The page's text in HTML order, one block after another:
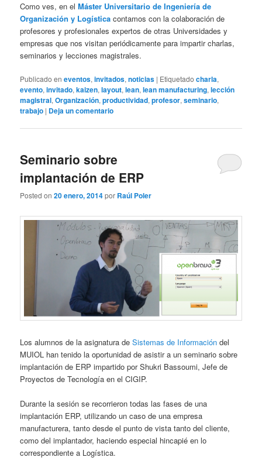
Como ves, en elMáster Universitario de Ingeniería de
Organización y Logística contamos con la colaboración de
profesores y profesionales expertos de otras Universidades y
empresas que nos visitan periódicamente para impartir charlas,
seminarios y lecciones magistrales.
Publicado en eventos,invitados,noticias | Etiquetado charla,
evento,invitado,kaizen,layout,lean,lean manufacturing,lección
magistral,Organización,productividad,profesor,seminario,
trabajo | Deja un comentario
Seminario sobre
implantación de ERP
Posted on20 enero, 2014por Raúl Poler
Los alumnos de la asignatura deSistemas de Información del
MUIOL han tenido la oportunidad de asistir a un seminario sobre
implantación de ERP impartido por Shukri Bassoumi, Jefe de
Proyectos de Tecnología en el CIGIP.
Durante la sesión se recorrieron todas las fases de una
implantación ERP, utilizando un caso de una empresa
manufacturera, tanto desde el punto de vista tanto del cliente,
como del implantador, haciendo especial hincapié en lo
correspondiente a Logística.